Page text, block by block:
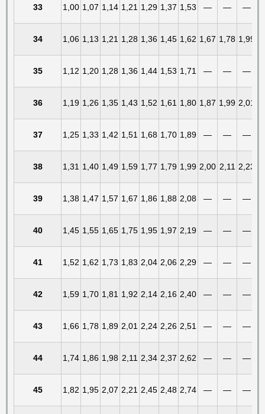
33 1,00 1,07 1,14 1,21 1,29 1,37 1,53 — — —
34 1,06 1,13 1,21 1,28 1,36 1,45 1,62 1,67 1,78 1,99
35 1,12 1,20 1,28 1,36 1,44 1,53 1,71 — — —
36 1,19 1,26 1,35 1,43 1,52 1,61 1,80 1,87 1,99 2,01
37 1,25 1,33 1,42 1,51 1,68 1,70 1,89 — — —
38 1,31 1,40 1,49 1,59 1,77 1,79 1,99 2,00 2,11 2,23
39 1,38 1,47 1,57 1,67 1,86 1,88 2,08 — — —
40 1,45 1,55 1,65 1,75 1,95 1,97 2,19 — — —
41 1,52 1,62 1,73 1,83 2,04 2,06 2,29 — — —
42 1,59 1,70 1,81 1,92 2,14 2,16 2,40 — — —
43 1,66 1,78 1,89 2,01 2,24 2,26 2,51 — — —
44 1,74 1,86 1,98 2,11 2,34 2,37 2,62 — — —
45 1,82 1,95 2,07 2,21 2,45 2,48 2,74 — — —